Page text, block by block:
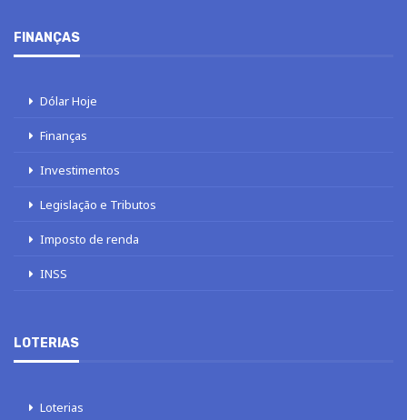
FINANÇAS
Dólar Hoje
Finanças
Investimentos
Legislação e Tributos
Imposto de renda
INSS
LOTERIAS
Loterias